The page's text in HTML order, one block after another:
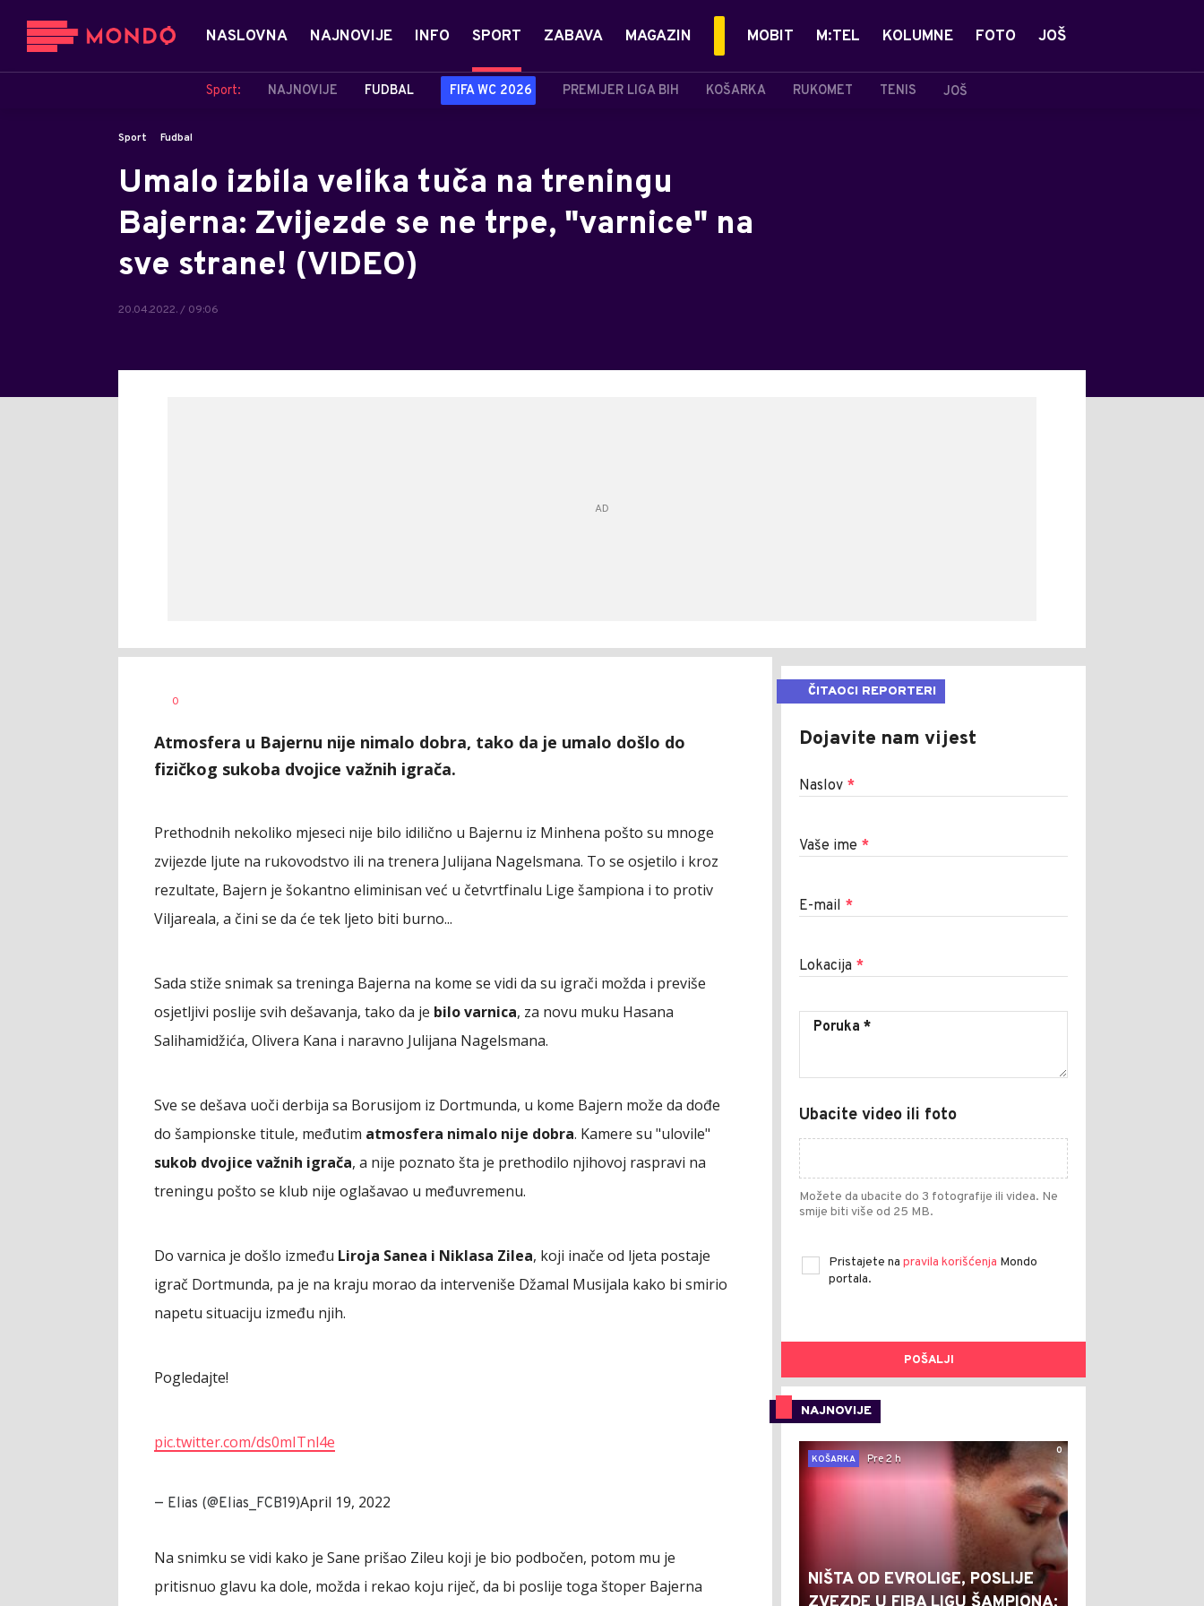
NASLOVNA NAJNOVIJE INFO SPORT
Sport: NAJNOVIJE FUDBAL FIFA WC 2026 PREMIJER LIGA BIH KOŠARKA RUKOMET TENIS JOŠ
ZABAVA MAGAZIN MOBIT M:TEL KOLUMNE FOTO JOŠ
Sport Fudbal
Umalo izbila velika tuča na treningu
Bajerna: Zvijezde se ne trpe, "varnice" na
sve strane! (VIDEO)
20.04.2022. / 09:06
AUTOR
0
Atmosfera u Bajernu nije nimalo dobra, tako da je umalo došlo do
fizičkog sukoba dvojice važnih igrača.
Prethodnih nekoliko mjeseci nije bilo idilično u Bajernu iz Minhena pošto su mnoge
zvijezde ljute na rukovodstvo ili na trenera Julijana Nagelsmana. To se osjetilo i kroz
rezultate, Bajern je šokantno eliminisan već u četvrtfinalu Lige šampiona i to protiv
Viljareala, a čini se da će tek ljeto biti burno...
Sada stiže snimak sa treninga Bajerna na kome se vidi da su igrači možda i previše
osjetljivi poslije svih dešavanja, tako da je bilo varnica, za novu muku Hasana
Salihamidžića, Olivera Kana i naravno Julijana Nagelsmana.
Sve se dešava uoči derbija sa Borusijom iz Dortmunda, u kome Bajern može da dođe
do šampionske titule, međutim atmosfera nimalo nije dobra. Kamere su "ulovile"
sukob dvojice važnih igrača, a nije poznato šta je prethodilo njihovoj raspravi na
treningu pošto se klub nije oglašavao u međuvremenu.
Do varnica je došlo između Liroja Sanea i Niklasa Zilea, koji inače od ljeta postaje
igrač Dortmunda, pa je na kraju morao da interveniše Džamal Musijala kako bi smirio
napetu situaciju između njih.
Pogledajte!
pic.twitter.com/ds0mITnl4e
— Elias (@Elias_FCB19)April 19, 2022
Na snimku se vidi kako je Sane prišao Zileu koji je bio podbočen, potom mu je
pritisnuo glavu ka dole, možda i rekao koju riječ, da bi poslije toga štoper Bajerna
ČITAOCI REPORTERI
Dojavite nam vijest
Naslov *
Vaše ime *
E-mail *
Lokacija *
Ubacite video ili foto
Možete da ubacite do 3 fotografije ili videa. Ne
smije biti više od 25 MB.
Pristajete na pravila korišćenja Mondo
portala.
POŠALJI
NAJNOVIJE
0
KOŠARKA
Pre 2 h
NIŠTA OD EVROLIGE, POSLIJE